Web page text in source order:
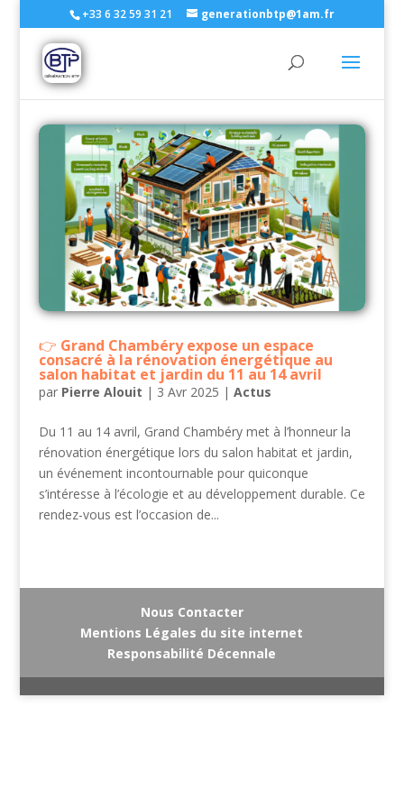
+33 6 32 59 31 21 generationbtp@1am.fr
Grand Chambéry expose un espace
consacré à la rénovation énergétique au
salon habitat et jardin du 11 au 14 avril
par Pierre Alouit | 3 Avr 2025 | Actus
Du 11 au 14 avril, Grand Chambéry met à l’honneur la
rénovation énergétique lors du salon habitat et jardin,
un événement incontournable pour quiconque
s’intéresse à l’écologie et au développement durable. Ce
rendez-vous est l’occasion de...
Nous Contacter
Mentions Légales du site internet
Responsabilité Décennale